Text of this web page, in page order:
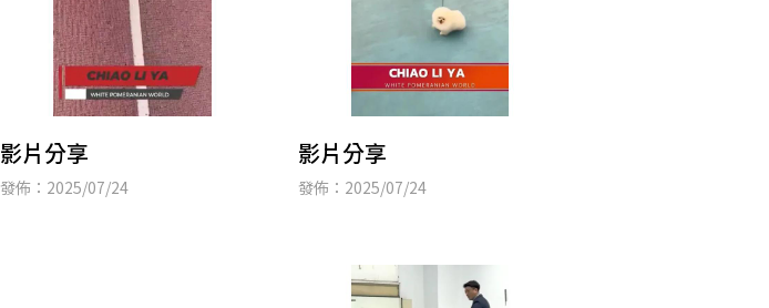
影片分享
發佈：2025/07/24
影片分享
發佈：2025/07/24